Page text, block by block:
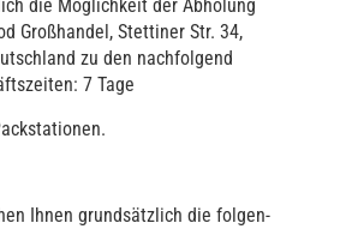
die Mög­lich­keit der Abho­lung
Groß­han­del, Stet­ti­ner Str. 34,
zu den nach­fol­gend
7 Tage
Ihnen grund­sätz­lich die fol­gen­